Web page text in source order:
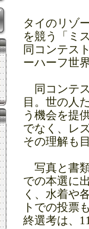
タイのリゾ
を競う「ミ
同コンテス
ーハーフ世
同コンテ
目。世の人
う機会を提
でなく、レ
その理解も
写真と書
での本選に
く、水着や
トでの投票
終選考は、